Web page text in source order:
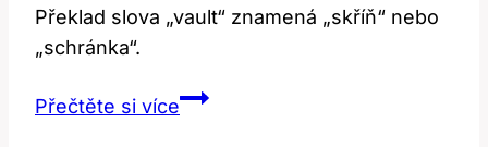
Překlad slova „vault“ znamená „skříň“ nebo
„schránka“.
Přečtěte si víceVault: